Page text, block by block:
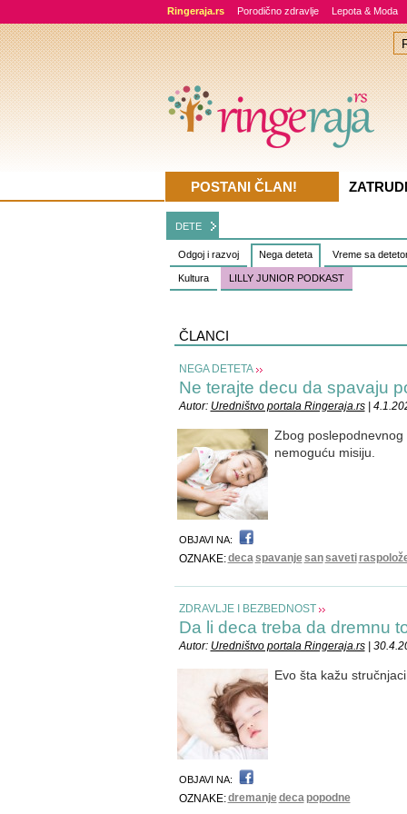
Ringeraja.rs Porodično zdravlje Lepota & Moda
DETE
Odgoj i razvoj Nega deteta Vreme sa
Kultura LILLY JUNIOR PODKAST
ČLANCI
NEGA DETETA
Ne terajte decu da spavaju
Autor: Uredništvo portala Ringeraja.rs|
Zbog
nemoguću misiju.
OBJAVI NA:
OZNAKE:decaspavanjesansaveti
ZDRAVLJE I BEZBEDNOST
Da li deca treba da dremnu
Autor: Uredništvo portala Ringeraja.rs|
Evo šta kažu
OBJAVI NA:
OZNAKE:dremanjedeca popodne
POSTANI ČLAN!